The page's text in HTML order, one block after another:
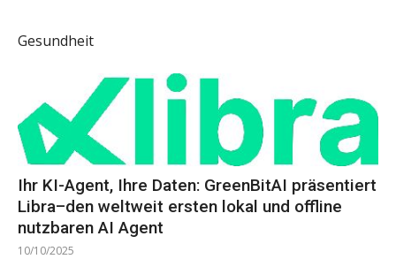
Gesundheit
Ihr KI-Agent, Ihre Daten: GreenBitAI präsentiert
Libra–den weltweit ersten lokal und offline
nutzbaren AI Agent
10/10/2025